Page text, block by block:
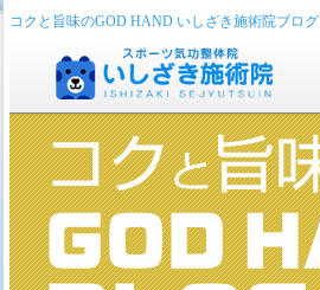
コクと旨味のGOD HAND いしざき施術院ブログ